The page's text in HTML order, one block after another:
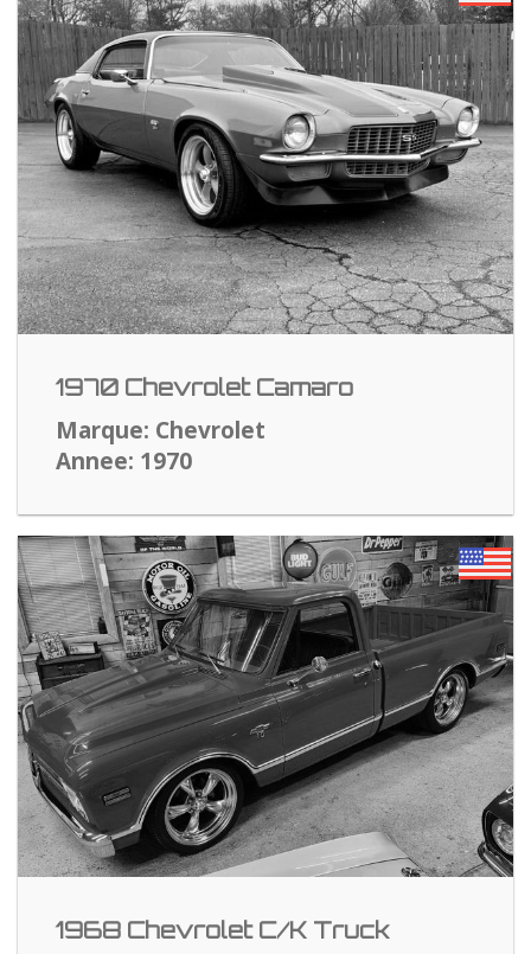
1970 Chevrolet Camaro
Marque: Chevrolet
Annee: 1970
1968 Chevrolet C/K Truck